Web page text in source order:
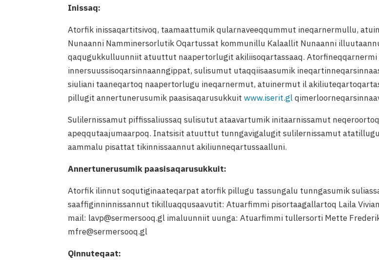
Inissaq:
Atorfik inissaqartitsivoq, taamaattumik qularnaveeqqummut ineqarnermullu,
Nunaanni Namminersorlutik Oqartussat kommunillu Kalaallit Nunaanni
qaqugukkulluunniit atuuttut naapertorlugit akiliisoqartassaaq.
innersuussisoqarsinnaanngippat, sulisumut utaqqiisaasumik
siuliani taaneqartoq naapertorlugu ineqarnermut, atuinermut il
pillugit annertunerusumik paasisaqarusukkuitwww.iserit.gl
Sulilernissamut piffissaliussaq sulisutut ataavartumik initaarnissamut
apeqqutaajumaarpoq. Inatsisit atuuttut tunngavigalugit sulilernissamut atatillugu
aammalu pisattat tikinnissaannut akiliunneqartussaalluni.
Annertunerusumik paasisaqarusukkuit:
Atorfik ilinnut soqutiginaateqarpat atorfik pillugu tassungalu tunngasumik
saaffiginninnissannut tikilluaqqusaavutit: Atuarfimmi pisortaagallartoq Laila
mail: lavp@sermersooq.gl imaluunniit uunga: Atuarfimmi tullersorti Mette
mfre@sermersooq.gl
Qinnuteqaat: